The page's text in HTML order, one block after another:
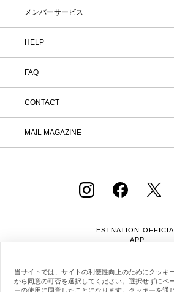
メンバーサービス
HELP
FAQ
CONTACT
MAIL MAGAZINE
ESTNATION
APP
当サイトでは、サイトの利便性向上のためにクッキ
から同意の可否を選択してください。選択せずにペ
ーの使用に同意したことになります。クッキーを通